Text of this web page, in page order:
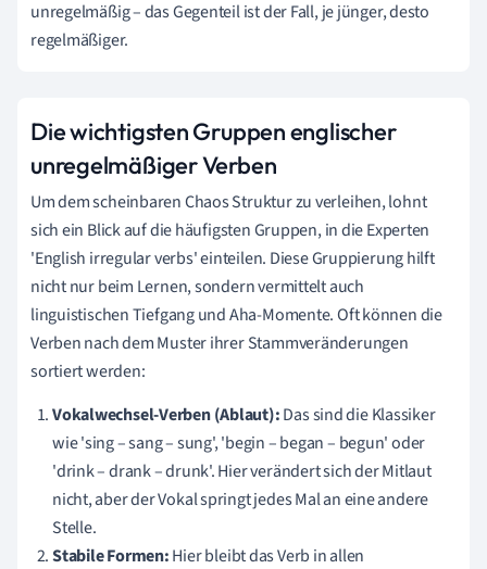
unregelmäßig – das Gegenteil ist der Fall, je jünger, desto
regelmäßiger.
Die wichtigsten Gruppen englischer
unregelmäßiger Verben
Um dem scheinbaren Chaos Struktur zu verleihen, lohnt
sich ein Blick auf die häufigsten Gruppen, in die Experten
'English irregular verbs' einteilen. Diese Gruppierung hilft
nicht nur beim Lernen, sondern vermittelt auch
linguistischen Tiefgang und Aha-Momente. Oft können die
Verben nach dem Muster ihrer Stammveränderungen
sortiert werden:
Vokalwechsel-Verben (Ablaut):Das sind die Klassiker
wie 'sing – sang – sung', 'begin – began – begun' oder
'drink – drank – drunk'. Hier verändert sich der Mitlaut
nicht, aber der Vokal springt jedes Mal an eine andere
Stelle.
Stabile Formen:Hier bleibt das Verb in allen